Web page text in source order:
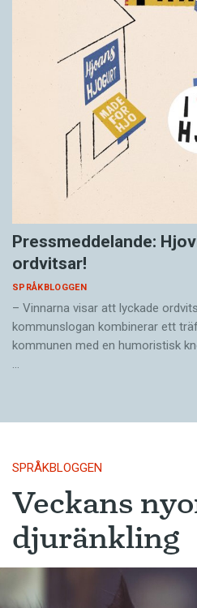
Pressmeddelande:
ordvitsar!
SPRÅKBLOGGEN
– Vinnarna visar att lyckade
kommunslogan kombinerar ett
kommunen med en humoristisk
…
SPRÅKBLOGGEN
Veckans
djuränkling